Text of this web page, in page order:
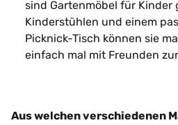
sind Gartenmöbel für
Kinderstühlen und einem
Picknick-Tisch können sie
einfach mal mit Freunden
Aus welchen verschiedenen